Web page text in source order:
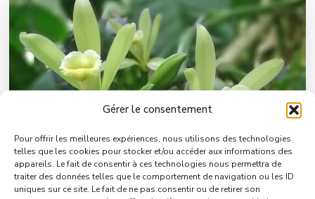
Gérer le consentement
Pour offrir les meilleures expériences, nous utilisons des technologies
telles que les cookies pour stocker et/ou accéder aux informations des
appareils. Le fait de consentir à ces technologies nous permettra de
traiter des données telles que le comportement de navigation ou les ID
uniques sur ce site. Le fait de ne pas consentir ou de retirer son